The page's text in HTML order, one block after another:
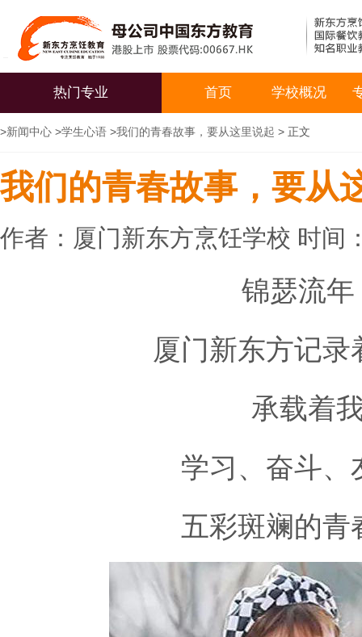
热门专业 首页 学校概况
>新闻中心 >学生心语 >我们的青春故事，要从这里说起 > 正文
我们的青春故事，要从
作者：厦门新东方烹饪学校 时间
锦瑟流
厦门新东方记
承载着
学习、奋斗
五彩斑斓的青